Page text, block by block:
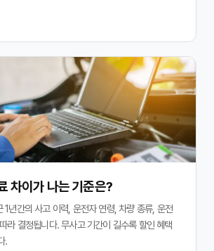
차이가 나는 기준은?
1년간의 사고 이력, 운전자 연령, 차량 종류, 운전
라 결정됩니다. 무사고 기간이 길수록 할인 혜택
.